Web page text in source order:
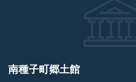
南種子町郷土館